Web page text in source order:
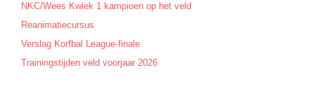
NKC/Wees Kwiek 1 kampioen op het veld
Reanimatiecursus
Verslag Korfbal League-finale
Trainingstijden veld voorjaar 2026